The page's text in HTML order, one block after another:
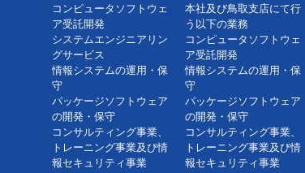
コンピュータソフトウェ
ア受託開発
システムエンジニアリン
グサービス
情報システムの運用・保
守
パッケージソフトウェア
の開発・保守
コンサルティング事業、
トレーニング事業及び情
報セキュリティ事業
本社及び鳥取支店にて行
う以下の業務
コンピュータソフトウェ
ア受託開発
情報システムの運用・保
守
パッケージソフトウェア
の開発・保守
コンサルティング事業、
トレーニング事業及び情
報セキュリティ事業